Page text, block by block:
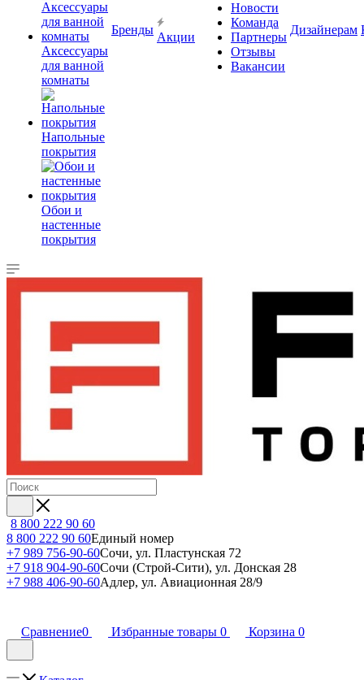
Аксессуары
для ванной
комнаты
Напольные
покрытия
Обои и
настенные
покрытия
Бренды
Акции
Новости
Команда
Партнеры
Отзывы
Вакансии
Дизайнерам
8 800 222 90 60
8 800 222 90 60Единый номер
+7 989 756-90-60Сочи, ул. Пластунская 72
+7 918 904-90-60Сочи (Строй-Сити), ул. Донская 28
+7 988 406-90-60Адлер, ул. Авиационная 28/9
Сравнение0 Избранные товары 0 Корзина 0